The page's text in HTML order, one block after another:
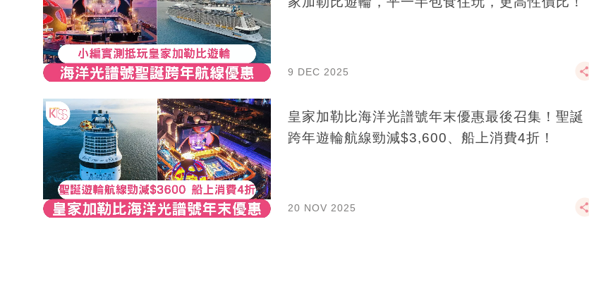
9 DEC 2025
皇家加勒比海洋光譜號年末優惠最後召集！聖誕
跨年遊輪航線勁減$3,600、船上消費4折！
20 NOV 2025